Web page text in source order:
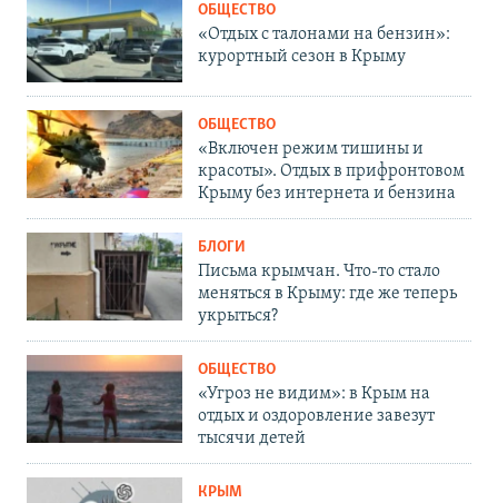
ОБЩЕСТВО
«Отдых с талонами на бензин»:
курортный сезон в Крыму
ОБЩЕСТВО
«Включен режим тишины и
красоты». Отдых в прифронтовом
Крыму без интернета и бензина
БЛОГИ
Письма крымчан. Что-то стало
меняться в Крыму: где же теперь
укрыться?
ОБЩЕСТВО
«Угроз не видим»: в Крым на
отдых и оздоровление завезут
тысячи детей
КРЫМ